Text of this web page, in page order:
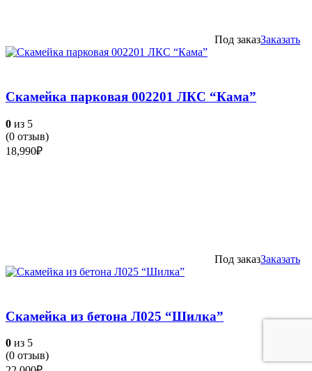
Под заказЗаказать
Скамейка парковая 002201 ЛКС “Кама”
0 из 5
(0 отзыв)
18,990₽
Под заказЗаказать
Скамейка из бетона Л025 “Шилка”
0 из 5
(0 отзыв)